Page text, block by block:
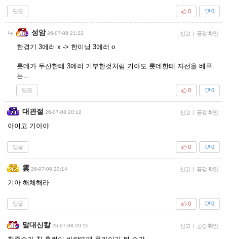
답글 0
0
성암 26-07-08 21:22 신고 | 공감 확인
한경기 3에러 x -> 한이닝 3에러 o
롯데가 두산한테 3에러 기부한것처럼 기아도 롯데한테 자선을 베푸
는..
답글 0
0
대관절 26-07-08 20:12 신고 | 공감 확인
아이고 기아야
답글 0
0
雲 26-07-08 20:14 신고 | 공감 확인
기아 해체해라
답글 0
0
말대신칼 26-07-08 20:15 신고 | 공감 확인